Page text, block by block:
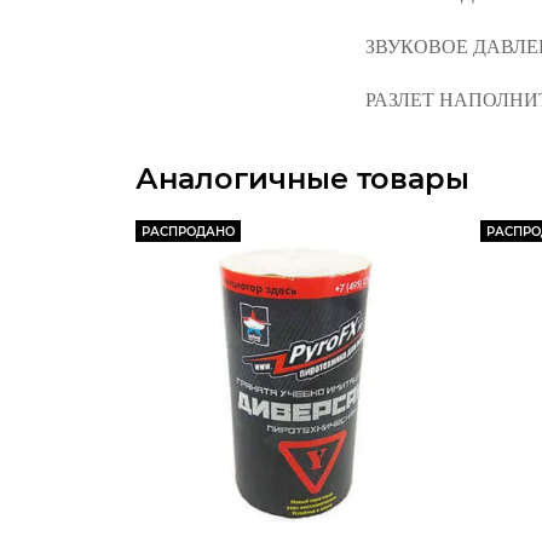
ЗВУКОВОЕ
РАЗЛЕТ
Аналогичные товары
РАСПРОДАНО